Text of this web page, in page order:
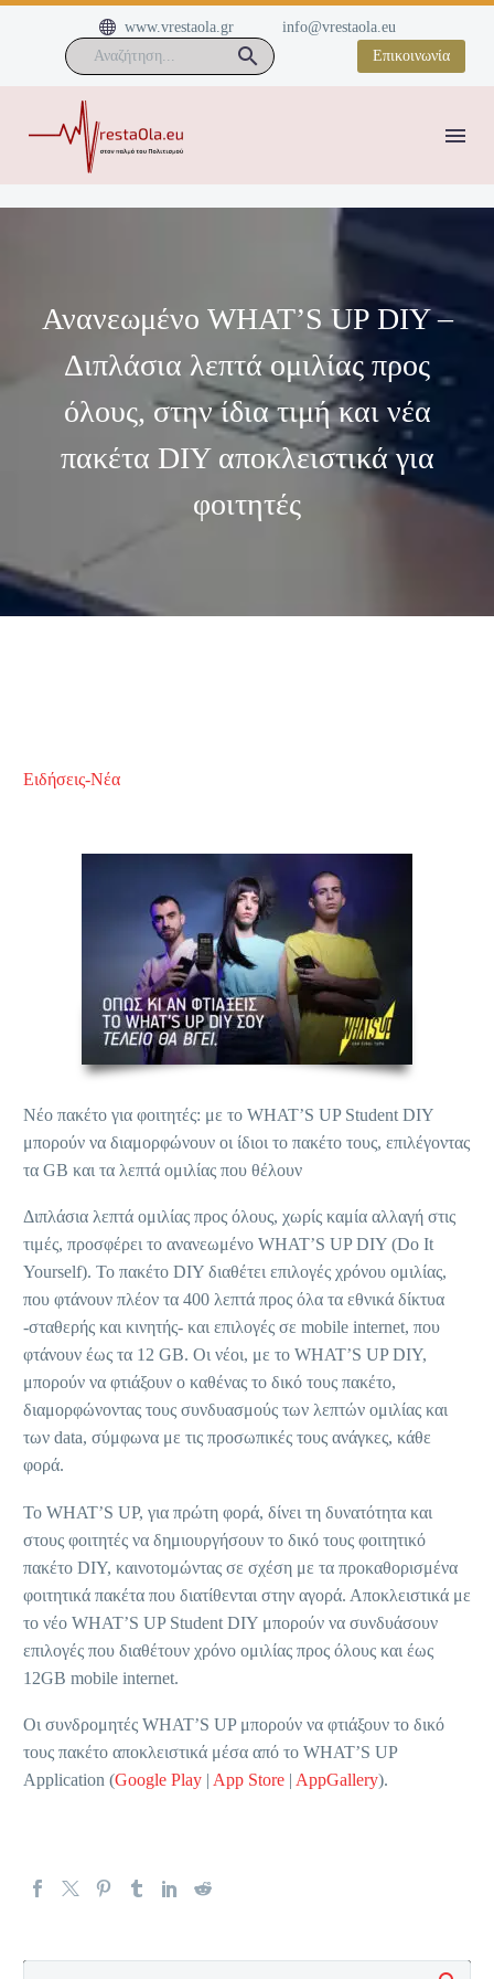

 www.vrestaola.gr
info@vrestaola.eu
Επικοινωνία
Ανανεωμένο WHAT’S UP DIY –
Διπλάσια λεπτά ομιλίας προς
όλους, στην ίδια τιμή και νέα
πακέτα DIY αποκλειστικά για
φοιτητές
Ειδήσεις-Νέα
Νέο πακέτο για φοιτητές: με το WHAT’S UP Student DIY
μπορούν να διαμορφώνουν οι ίδιοι το πακέτο τους, επιλέγοντας
τα GB και τα λεπτά ομιλίας που θέλουν
Διπλάσια λεπτά ομιλίας προς όλους, χωρίς καμία αλλαγή στις
τιμές, προσφέρει το ανανεωμένο WHAT’S UP DIY (Do It
Yourself). Το πακέτο DIY διαθέτει επιλογές χρόνου ομιλίας,
που φτάνουν πλέον τα 400 λεπτά προς όλα τα εθνικά δίκτυα
-σταθερής και κινητής- και επιλογές σε mobile internet, που
φτάνουν έως τα 12 GB. Οι νέοι, με το WHAT’S UP DIY,
μπορούν να φτιάξουν ο καθένας το δικό τους πακέτο,
διαμορφώνοντας τους συνδυασμούς των λεπτών ομιλίας και
των data, σύμφωνα με τις προσωπικές τους ανάγκες, κάθε
φορά.
Το WHAT’S UP, για πρώτη φορά, δίνει τη δυνατότητα και
στους φοιτητές να δημιουργήσουν το δικό τους φοιτητικό
πακέτο DIY, καινοτομώντας σε σχέση με τα προκαθορισμένα
φοιτητικά πακέτα που διατίθενται στην αγορά. Αποκλειστικά με
το νέο WHAT’S UP Student DIY μπορούν να συνδυάσουν
επιλογές που διαθέτουν χρόνο ομιλίας προς όλους και έως
12GB mobile internet.
Οι συνδρομητές WHAT’S UP μπορούν να φτιάξουν το δικό
τους πακέτο αποκλειστικά μέσα από το WHAT’S UP
Application (Google Play | App Store | AppGallery).